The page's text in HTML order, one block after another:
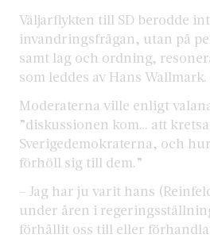
Väljarflykten till SD berodde
invandringsfrågan, utan på
samt lag och ordning,
som leddes av Hans Wallmark.
Moderaterna ville enligt
”diskussionen kom… att
Sverigedemokraterna, och
förhöll sig till dem.”
– Jag har ju varit hans
under åren i
förhållit oss till eller